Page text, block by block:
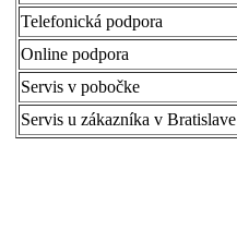
Telefonická podpora
Online podpora
Servis v pobočke
Servis u zákazníka v Bratislave